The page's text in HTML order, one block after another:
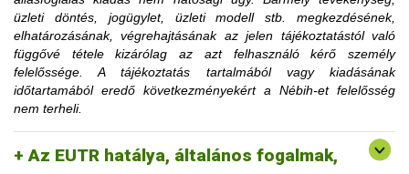
üzleti döntés, jogügylet, üzleti modell stb. megkezdésének,
elhatározásának, végrehajtásának az jelen tájékoztatástól való
függővé tétele kizárólag az azt felhasználó kérő személy
felelőssége. A tájékoztatás tartalmából vagy kiadásának
időtartamából eredő következményekért a Nébih-et felelősség
nem terheli.
Az EUTR hatálya, általános fogalmak,
1. Mennyi idő múlva kerülhetek le a
honlapon közzétett jogsértések listájáról?
megszüntetéséhez szükséges feltételt teljesítette.
Az érintett faanyag kereskedelmi lánchoz tartozó
tevékenységének felfüggesztése vagy tiltása, a
felfüggesztés vagy a tiltás fennállásáig szerepel a
honlapon.